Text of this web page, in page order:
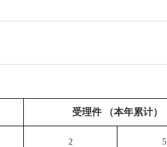
受理件 （本年累计）
2 5